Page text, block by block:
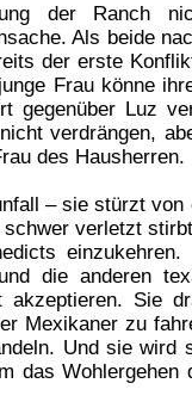
der Ranch
Als beide
der erste
Frau könne
gegenüber Luz
verdrängen,
des Hausherren.
– sie stürzt von
verletzt
die anderen
akzeptieren. Sie
Mexikaner zu
Und sie wird
das Wohlergehen